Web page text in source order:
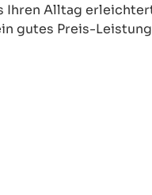
Ihren Alltag
gutes Preis-